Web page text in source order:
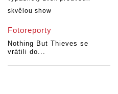
Fotoreporty
Nothing But Thieves se
vrátili do...